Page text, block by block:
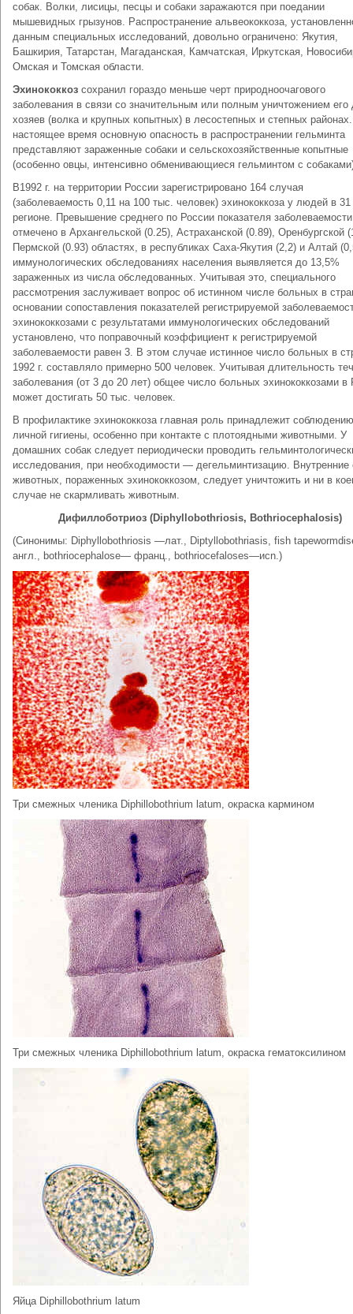
собак. Волки, лисицы, песцы и собаки заражаются при поедании
мышевидных грызунов. Распространение альвеококкоза,
данным специальных исследований, довольно ограничено: Якутия,
Башкирия, Татарстан, Магаданская, Камчатская, Иркутская,
Омская и Томская области.
Эхинококкоз сохранил гораздо меньше черт природноочагового
заболевания в связи со значительным или полным уничтожением его
хозяев (волка и крупных копытных) в лесостепных и степных
настоящее время основную опасность в распространении гельминта
представляют зараженные собаки и сельскохозяйственные копытные
(особенно овцы, интенсивно обменивающиеся гельминтом с
В1992 г. на территории России зарегистрировано 164 случая
(заболеваемость 0,11 на 100 тыс. человек) эхинококкоза у людей в 31
регионе. Превышение среднего по России показателя заболеваемости
отмечено в Архангельской (0.25), Астраханской (0.89), Оренбургской
Пермской (0.93) областях, в республиках Саха-Якутия (2,2) и Алтай
иммунологических обследованиях населения выявляется до 13,5%
зараженных из числа обследованных. Учитывая это, специального
рассмотрения заслуживает вопрос об истинном числе больных в
основании сопоставления показателей регистрируемой
эхинококкозами с результатами иммунологических обследований
установлено, что поправочный коэффициент к регистрируемой
заболеваемости равен 3. В этом случае истинное число больных в
1992 г. составляло примерно 500 человек. Учитывая длительность
заболевания (от 3 до 20 лет) общее число больных эхинококкозами в
может достигать 50 тыс. человек.
В профилактике эхинококкоза главная роль принадлежит соблюдению
личной гигиены, особенно при контакте с плотоядными животными. У
домашних собак следует периодически проводить
исследования, при необходимости — дегельминтизацию. Внутренние
животных, пораженных эхинококкозом, следует уничтожить и ни в
случае не скармливать животным.
Дифиллоботриоз (Diphyllobothriosis, Bothriocephalosis)
(Синонимы: Diphyllobothriosis —лат., Diptyllobothriasis, fish
англ., bothriocephalose— франц., bothriocefaloses—иcn.)
Три смежных членика Diphillobothrium latum, окраска кармином
Три смежных членика Diphillobothrium latum, окраска гематоксилином
Яйца Diphillobothrium latum